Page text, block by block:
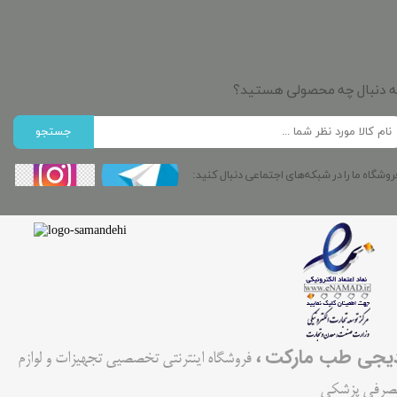
طب مارکت، فروشگاه اینترنتی تخصصیی تجهیزات و لوازم
پزشکی
دنبال چه محصولی هستید؟
جستجو
ما را در شبکه‌های اجتماعی دنبال کنید: